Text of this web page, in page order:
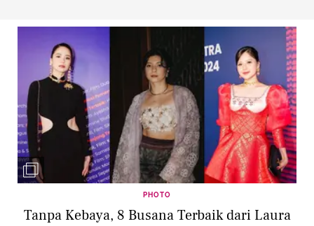
PHOTO
Tanpa Kebaya, 8 Busana Terbaik dari Laura